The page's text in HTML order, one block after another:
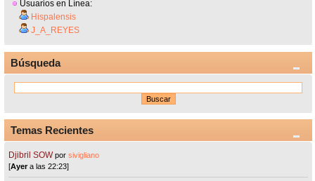
Usuarios en Línea:
Hispalensis
J_A_REYES
Búsqueda
Temas Recientes
Djibril SOW porsivigliano
[Ayera las 22:23]